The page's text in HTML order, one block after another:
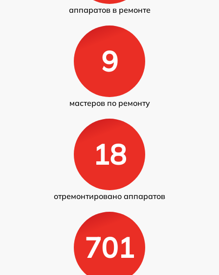
аппаратов в ремонте
9
мастеров по ремонту
18
отремонтировано аппаратов
701